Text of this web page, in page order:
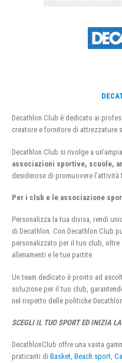
Decathlon Club è dedicato ai
creatore e fornitore di attrezzature
Decathlon Club si rivolge a
associazioni sportive, scuole,
desiderose di promuovere l’attività
Per i club e le associazione
Personalizza la tua divisa, rendi
di Decathlon. Con Decathlon Club
personalizzato per il tuo club, oltre
allenamenti e le tue partite.
Un team dedicato è pronto ad
soluzione per il tuo club,
nel rispetto delle politiche Decathlon.
SCEGLI IL TUO SPORT ED INIZIA
DecathlonClub offre una vasta
praticanti di Basket, Beach sport,